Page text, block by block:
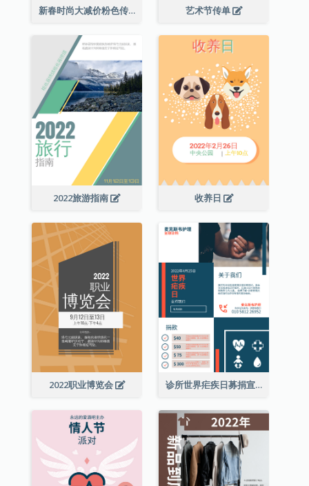
新春时尚大减价粉色传单 艺术节传单
2022旅游指南 收养日
2022职业博览会 诊所世界疟疾日募捐宣传单张